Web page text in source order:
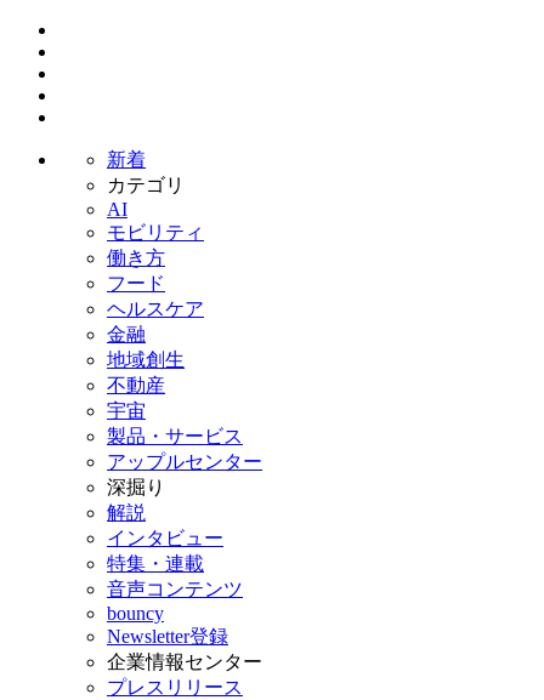
新着
カテゴリ
AI
モビリティ
働き方
フード
ヘルスケア
金融
地域創生
不動産
宇宙
製品・サービス
アップルセンター
深掘り
解説
インタビュー
特集・連載
音声コンテンツ
bouncy
Newsletter登録
企業情報センター
プレスリリース